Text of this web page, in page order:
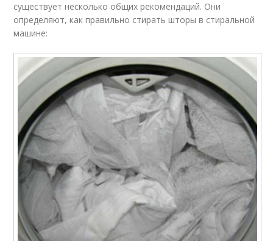
существует несколько общих рекомендаций. Они
определяют, как правильно стирать шторы в стиральной
машине: